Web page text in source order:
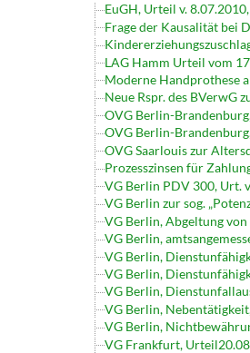
EuGH, Urteil v.
Frage der Kausalität bei
LAG Hamm Urteil vom
Moderne Handprothese
Neue Rspr. des BVerwG
OVG Berlin-
OVG Berlin-
OVG Saarlouis zur
Prozesszinsen für
VG Berlin PDV 300, Urt.
VG Berlin zur sog.
VG Berlin, Abgeltung
VG Berlin,
VG Berlin,
VG Berlin,
VG Berlin,
VG Berlin,
VG Berlin,
VG Frankfurt,